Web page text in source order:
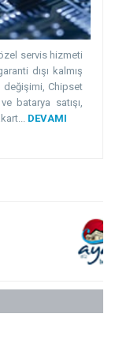
servis hizmeti
dışı kalmış
değişimi, Chipset
batarya satışı,
DEVAMI